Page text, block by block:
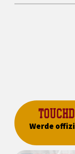
Werde